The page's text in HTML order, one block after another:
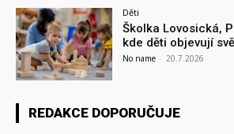
Děti
Školka Lovosická,
kde děti objevují
No name - 20.7.2026
REDAKCE DOPORUČUJE